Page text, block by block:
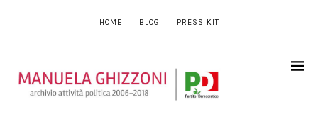
HOME BLOG PRESS KIT